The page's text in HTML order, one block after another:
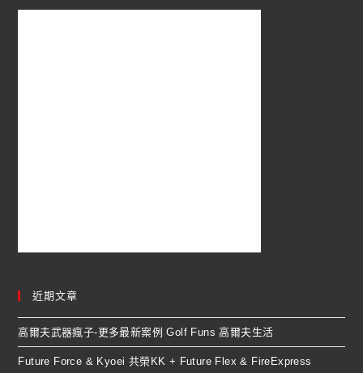
近期文章
高爾夫武器瘋子-更多最新案例 Golf Funs 高爾夫生活
Future Force & Kyoei 共榮KK + Future Flex & FireExpress